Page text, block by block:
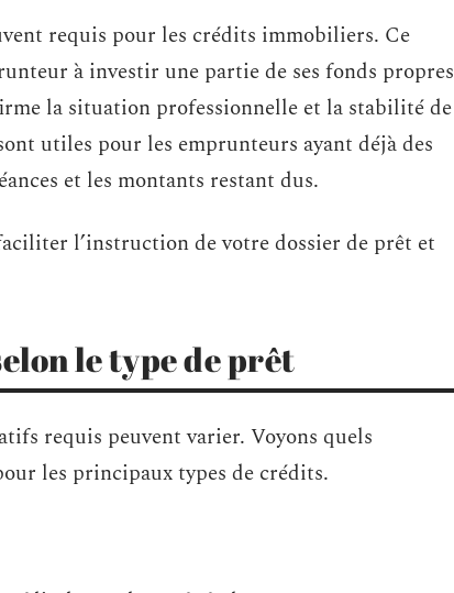
requis pour les crédits immobiliers. Ce
à investir une partie de ses fonds propres
la situation professionnelle et la stabilité de
utiles pour les emprunteurs ayant déjà des
et les montants restant dus.
l’instruction de votre dossier de prêt et
le type de prêt
requis peuvent varier. Voyons quels
les principaux types de crédits.